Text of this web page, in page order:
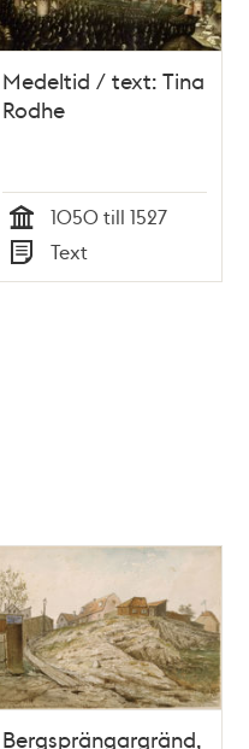
Medeltid / text: Tina
Rodhe
Tid
1050 till 1527
Typ
Text
Bergsprängargränd,